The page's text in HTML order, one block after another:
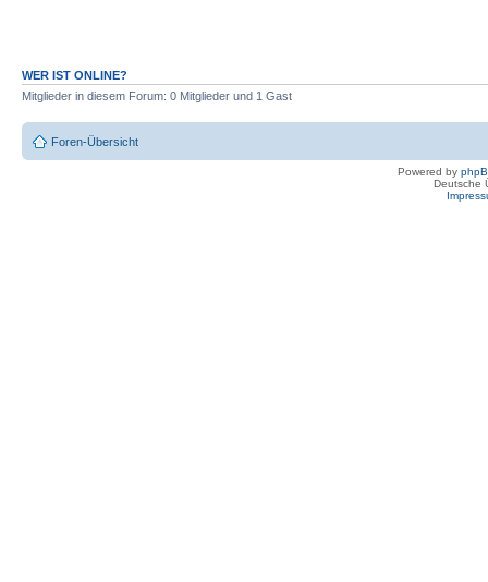
WER IST ONLINE?
Mitglieder in diesem Forum: 0 Mitglieder und 1 Gast
Foren-Übersicht
Powered by
Deutsche